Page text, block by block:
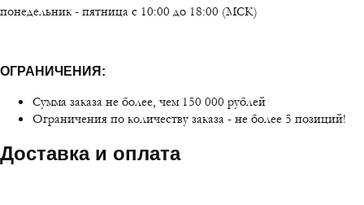
понедельник - пятница с 10:00 до 18:00 (МСК)
ОГРАНИЧЕНИЯ:
Сумма заказа не более, чем 150 000 рублей
Ограничения по количеству заказа - не более 5 позиций!
Доставка и оплата